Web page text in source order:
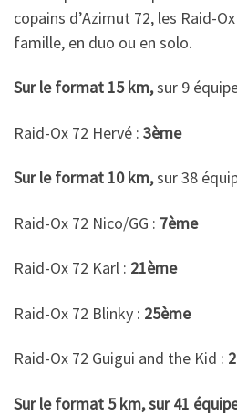
copains d’Azimut 72, les Raid-
famille, en duo ou en solo.
Sur le format 15 km,sur 9
Raid-Ox 72 Hervé : 3ème
Sur le format 10 km,sur 38
Raid-Ox 72 Nico/GG : 7ème
Raid-Ox 72 Karl : 21ème
Raid-Ox 72 Blinky : 25ème
Raid-Ox 72 Guigui and the Kid :
Sur le format 5 km, sur 41